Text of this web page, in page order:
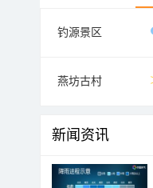
钓源景区
燕坊古村
新闻资讯